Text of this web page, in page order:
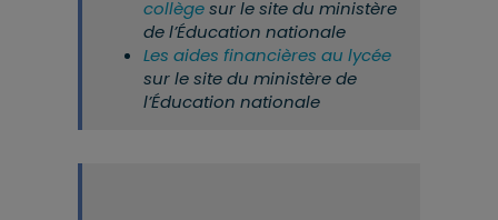
collègesur le site du ministère
de l’Éducation nationale
Les aides financières au lycée
sur le site du ministère de
l’Éducation nationale